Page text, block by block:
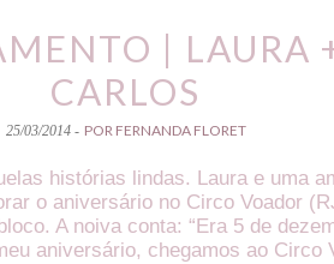
| LAURA
CARLOS
25/03/2014 - POR FERNANDA FLORET
histórias lindas. Laura e uma
o aniversário no Circo Voador
A noiva conta: “Era 5 de
aniversário, chegamos ao Circo